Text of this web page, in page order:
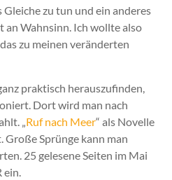
Gleiche zu tun und ein anderes
an Wahnsinn. Ich wollte also
zu meinen veränderten
praktisch herauszufinden,
Dort wird man nach
„Ruf nach Meer“ als Novelle
Sprünge kann man
25 gelesene Seiten im Mai
ein.